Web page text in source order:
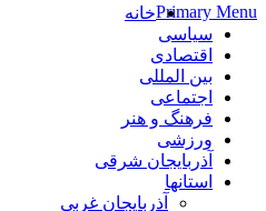
Primary Menuخانه
سیاسی
اقتصادی
بین المللی
اجتماعی
فرهنگ و هنر
ورزشی
آذربایجان شرقی
استانها
آذربایجان غربی